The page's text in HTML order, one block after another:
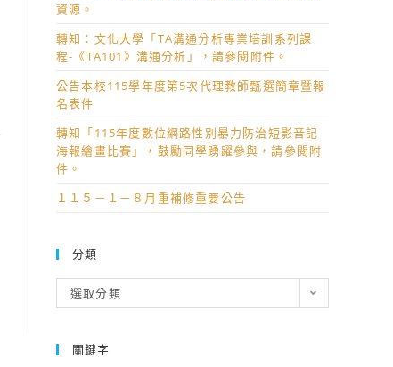
資源。
轉知：文化大學「TA溝通分析專業培訓系列課
程-《TA101》溝通分析」，請參閱附件。
公告本校115學年度第5次代理教師甄選簡章暨報
名表件
轉知「115年度數位網路性別暴力防治短影音記
海報繪畫比賽」，鼓勵同學踴躍參與，請參閱附
件。
１１５－１－８月重補修重要公告
分類
類
選取分類
關鍵字